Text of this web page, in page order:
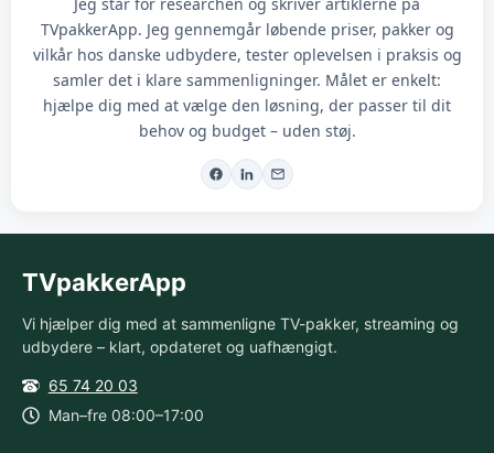
TVpakkerApp. Jeg gennemgår løbende priser, pakker og
vilkår hos danske udbydere, tester oplevelsen i praksis og
samler det i klare sammenligninger. Målet er enkelt:
hjælpe dig med at vælge den løsning, der passer til dit
behov og budget – uden støj.
TVpakkerApp
Vi hjælper dig med at sammenligne TV-pakker, streaming og
udbydere – klart, opdateret og uafhængigt.
65 74 20 03
Man–fre 08:00–17:00